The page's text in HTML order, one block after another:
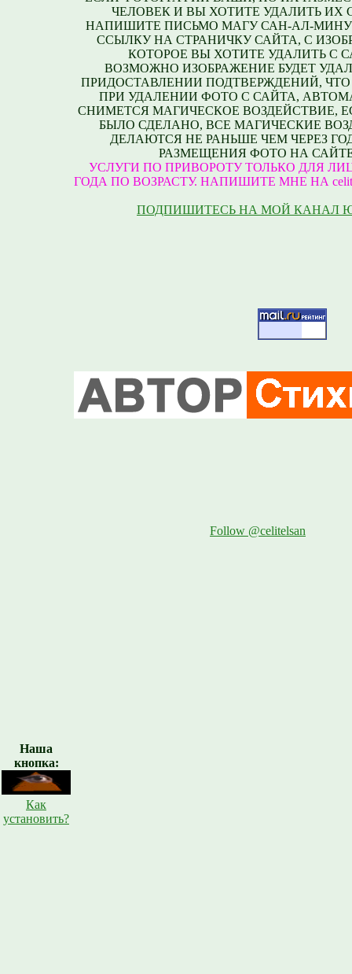
Наша
кнопка:
Как
установить?
ЧЕЛОВЕК И ВЫ ХОТИТЕ УДАЛИТЬ ИХ
НАПИШИТЕ ПИСЬМО МАГУ САН-АЛ-
ССЫЛКУ НА СТРАНИЧКУ САЙТА, С
КОТОРОЕ ВЫ ХОТИТЕ УДАЛИТЬ С
ВОЗМОЖНО ИЗОБРАЖЕНИЕ БУДЕТ
ПРИДОСТАВЛЕНИИ ПОДТВЕРЖДЕНИЙ,
ПРИ УДАЛЕНИИ ФОТО С САЙТА,
СНИМЕТСЯ МАГИЧЕСКОЕ ВОЗДЕЙСТВИЕ,
БЫЛО СДЕЛАНО, ВСЕ МАГИЧЕСКИЕ
ДЕЛАЮТСЯ НЕ РАНЬШЕ ЧЕМ ЧЕРЕЗ
РАЗМЕЩЕНИЯ ФОТО НА
УСЛУГИ ПО ПРИВОРОТУ ТОЛЬКО ДЛЯ
ГОДА ПО ВОЗРАСТУ. НАПИШИТЕ МНЕ НА
ПОДПИШИТЕСЬ НА МОЙ КАНАЛ
Follow @celitelsan